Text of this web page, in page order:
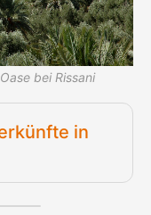
bei Rissani
in